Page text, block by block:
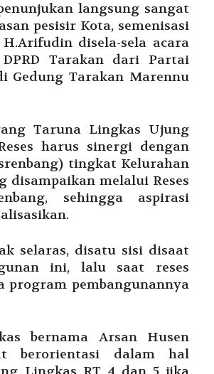
langsung sangat
pesisir Kota, semenisasi
disela-sela acara
Tarakan dari Partai
Gedung Tarakan Marennu
Taruna Lingkas Ujung
harus sinergi dengan
tingkat Kelurahan
disampaikan melalui Reses
sehingga aspirasi
selaras, disatu sisi disaat
ini, lalu saat reses
pembangunannya
bernama Arsan Husen
berorientasi dalam hal